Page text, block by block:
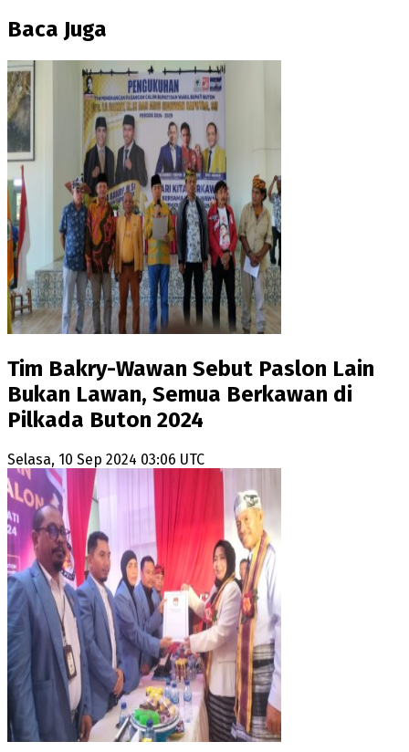
Baca Juga
Tim Bakry-Wawan Sebut Paslon Lain
Bukan Lawan, Semua Berkawan di
Pilkada Buton 2024
Selasa, 10 Sep 2024 03:06 UTC